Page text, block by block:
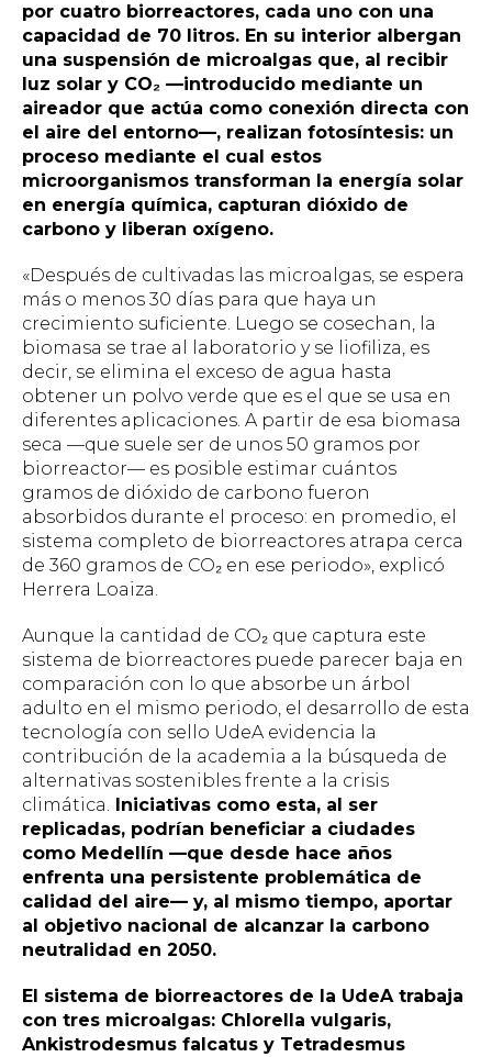
por cuatro biorreactores, cada uno con una
capacidad de 70 litros. En su interior albergan
una suspensión de microalgas que, al recibir
luz solar y CO₂ —introducido mediante un
aireador que actúa como conexión directa con
el aire del entorno—, realizan fotosíntesis: un
proceso mediante el cual estos
microorganismos transforman la energía solar
en energía química, capturan dióxido de
carbono y liberan oxígeno.
«Después de cultivadas las microalgas, se espera
más o menos 30 días para que haya un
crecimiento suficiente. Luego se cosechan, la
biomasa se trae al laboratorio y se liofiliza, es
decir, se elimina el exceso de agua hasta
obtener un polvo verde que es el que se usa en
diferentes aplicaciones. A partir de esa biomasa
seca —que suele ser de unos 50 gramos por
biorreactor— es posible estimar cuántos
gramos de dióxido de carbono fueron
absorbidos durante el proceso: en promedio, el
sistema completo de biorreactores atrapa cerca
de 360 gramos de CO₂ en ese periodo», explicó
Herrera Loaiza.
Aunque la cantidad de CO₂ que captura este
sistema de biorreactores puede parecer baja en
comparación con lo que absorbe un árbol
adulto en el mismo periodo, el desarrollo de esta
tecnología con sello UdeA evidencia la
contribución de la academia a la búsqueda de
alternativas sostenibles frente a la crisis
climática. Iniciativas como esta, al ser
replicadas, podrían beneficiar a ciudades
como Medellín —que desde hace años
enfrenta una persistente problemática de
calidad del aire— y, al mismo tiempo, aportar
al objetivo nacional de alcanzar la carbono
neutralidad en 2050.
El sistema de biorreactores de la UdeA trabaja
con tres microalgas: Chlorella vulgaris,
Ankistrodesmus falcatus y Tetradesmus